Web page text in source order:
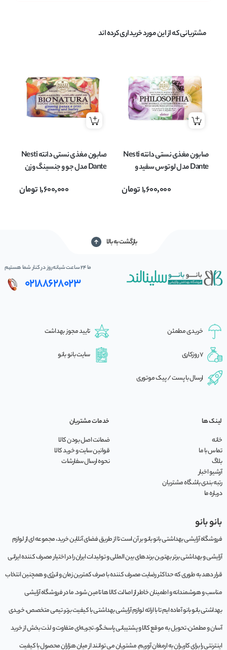
مشتریانی که از این مورد خریداری کرده اند
صابون مغذی نستی دانته Nesti
Dante مدل لوتوس سفید و
1,600,000تومان
صابون مغذی نستی دانته Nesti
Dante مدل جو و جنسینگ وزن
1,600,000تومان
بازگشت به بالا
ما 24 ساعت شبانه‌روز در کنار شما هستیم
02188628023
خریدی مطمئن تایید مجوز بهداشت
7 روزکاری سایت بانو بانو
ارسال با پست / پیک موتوری
لینک ها
خانه
تماس با ما
بلاگ
آرشیو اخبار
رتبه بندی باشگاه مشتریان
درباره ما
خدمات مشتریان
ضمانت اصل بودن کالا
قوانین سایت و خرید کالا
نحوه ارسال سفارشات
بانو بانو
فروشگاه آرایشی بهداشتی بانو بانو بر آن است تا از طریق فضای آنلاین خرید، مجموعه‌ ای از لوازم
آرایشی و بهداشتی برتر بهترین برندهای بین المللی و تولیدات ایران را در اختیار مصرف کننده ایرانی
قرار دهد به طوری که حداکثر رضایت مصرف کننده با صرف کمترین زمان و انرژی و همچنین انتخاب
مناسب و هوشمندانه و اطمینان خاطر از اصالت کالا ها تامین شود. ما در فروشگاه آرایشی
بهداشتی بانو بانو آماده ایم تا با ارائه لوازم آرایشی بهداشتی با کیفیت برتر، تیمی متخصص، خریدی
آسان و مطمئن، تحویل به موقع کالا و پشتیبانی پاسخگو، تجربه‌ای متفاوت و لذت بخش از خرید
اینترنتی را برای کاربران به ارمغان آوریم. مشتريان می توانند از ميان هزاران محصول با کيفيت